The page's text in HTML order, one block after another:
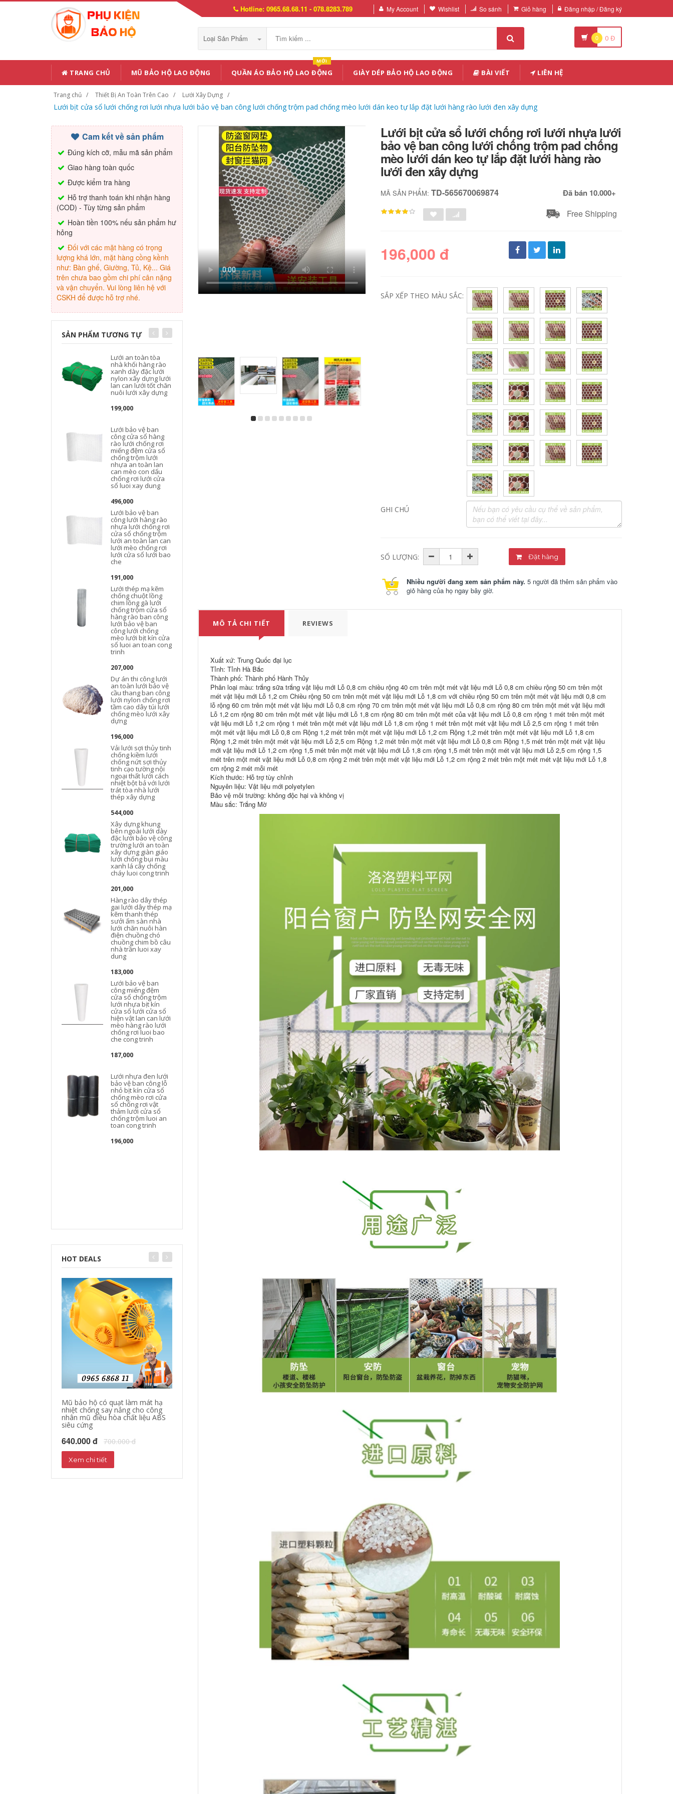
Hotline: 0965.68.68.11 - 078.8283.789 My Account Wishlist So sánh Giỏ hàng Đăng nhập / Đăng ký
Loại Sản Phẩm 0 0 Đ
TRANG CHỦ MŨ BẢO HỘ LAO ĐỘNG QUẦN ÁO BẢO HỘ LAO ĐỘNG
MỚI
GIÀY DÉP BẢO HỘ LAO ĐỘNG BÀI VIẾT LIÊN HỆ
Trang chủ Thiết Bị An Toàn Trên Cao Lưới Xây Dựng
Lưới bịt cửa sổ lưới chống rơi lưới nhựa lưới bảo vệ ban công lưới chống trộm pad chống mèo lưới dán keo tự lắp đặt lưới hàng rào lưới đen xây dựng
Cam kết về sản phẩm
Đúng kích cỡ, mẫu mã sản phẩm
Giao hàng toàn quốc
Được kiểm tra hàng
Hỗ trợ thanh toán khi nhận hàng
(COD) - Tùy từng sản phẩm
Hoàn tiền 100% nếu sản phẩm hư
hỏng
Đối với các mặt hàng có trọng
lượng khá lớn, mặt hàng cồng kềnh
như: Bàn ghế, Giường, Tủ, Kệ... Giá
trên chưa bao gồm chi phí cân nặng
và vận chuyển. Vui lòng liên hệ với
CSKH để được hỗ trợ nhé.
SẢN PHẨM TƯƠNG TỰ
Lưới an toàn tòa
nhà khối hàng rào
xanh dày đặc lưới
nylon xây dựng lưới
lan can lưới tốt chăn
nuôi lưới xây dựng
199,000
Lưới bảo vệ ban
công cửa sổ hàng
rào lưới chống rơi
miếng đệm cửa sổ
chống trộm lưới
nhựa an toàn lan
can mèo con dấu
chống rơi lưới cửa
sổ luoi xay dung
496,000
Lưới bảo vệ ban
công lưới hàng rào
nhựa lưới chống rơi
cửa sổ chống trộm
lưới an toàn lan can
lưới mèo chống rơi
lưới cửa sổ lưới bao
che
191,000
Lưới thép mạ kẽm
chống chuột lồng
chim lồng gà lưới
chống trộm cửa sổ
hàng rào ban công
lưới bảo vệ ban
công lưới chống
mèo lưới bịt kín cửa
sổ luoi an toan cong
trinh
207,000
Dự án thi công lưới
an toàn lưới bảo vệ
cầu thang ban công
lưới nylon chống rơi
tầm cao dây túi lưới
chống mèo lưới xây
dựng
196,000
Vải lưới sợi thủy tinh
chống kiềm lưới
chống nứt sợi thủy
tinh cạo tường nội
ngoại thất lưới cách
nhiệt bột bả với lưới
trát tòa nhà lưới
thép xây dựng
544,000
Xây dựng khung
bên ngoài lưới dày
đặc lưới bảo vệ công
trường lưới an toàn
xây dựng giàn giáo
lưới chống bụi màu
xanh lá cây chống
cháy luoi cong trinh
201,000
Hàng rào dây thép
gai lưới dây thép mạ
kẽm thanh thép
sưởi ấm sàn nhà
lưới chăn nuôi hàn
điện chuồng chó
chuồng chim bồ câu
nhà trần luoi xay
dung
183,000
Lưới bảo vệ ban
công miếng đệm
cửa sổ chống trộm
lưới nhựa bịt kín
cửa sổ lưới cửa sổ
hiện vật lan can lưới
mèo hàng rào lưới
chống rơi luoi bao
che cong trinh
187,000
Lưới nhựa đen lưới
bảo vệ ban công lỗ
nhỏ bịt kín cửa sổ
chống mèo rơi cửa
sổ chống rơi vật
thảm lưới cửa sổ
chống trộm luoi an
toan cong trinh
196,000
Lưới chống trộm
ban công đệm cửa
sổ cao cấp chống
parabol chống mèo
bịt kín cửa sổ lưới
nhựa phẳng lưới gà
vịt đệm chân lưới
hàng rào kích thước
Khung bên ngoài
leo khung lưới tòa
an toàn công
loại hình chữ m cao
tầng lưới an toàn
xây dựng
219,000
Lưới an toàn công
trình công trường
xây dựng lưới
phẳng hàng rào
nylon cách ly cầu
thang trẻ em ban
công lưới chống rơi
lưới bảo vệ lưới xây
dựng
183,000
Lưới an toàn công
trường xây dựng
khung ngoài lưới
dày đặc chống cháy
lưới chống bụi xanh
Lưới an toàn Lưới
công trình Lưới bảo
vệ công trường Lưới
đặc Lưới chống cháy
Lưới dọc an toàn
Lưới tiêu chuẩn
quốc gia Bán hàng
trực tiếp tại nhà máy
lưới đen xây dựng
Lưới nhựa đen tùy
chỉnh chống nắng
chống lão hóa bịt
kín cửa sổ chống rơi
Lưới trang trí ban
công treo tường bảo
vệ an toàn tòa nhà
chống bụi xây dựng
chống rơi tường lưới
dày đặc công
trường khung ngoài
lưới xanh luoi xay
lưới bao che công
mm đệm da công
nghiệp màu đen
cao su dày giảm xóc
tàu hàng hải thang
Thang dây mềm
thang dây mềm
chống thoát hiểm
thang nhựa chống
trượt gia dụng
thang chống trượt
đặc biệt cho công
trường xây dựng
thang cứu hộ 10
mét thang cứu sinh
thang dây sơn nước
hộ gia đình kiểm tra
nhựa dây thoát
hiểm chung cư cao
tầng
Thang dây mềm
thang dây cứu hỏa
trời cứu hỏa nhà
cao tầng thang treo
thoát hiểm an toàn
cứu sinh thang dây
cứu hộ
411,000
Thang mềmThang
dâyThang mềm
nylonThang nhựa
chống mài
mònThang an toàn
gia đìnhThang kỹ
thuậtThang leo núi
thang thoát hiểm
219,000
Thang mềm dây
thang nhựa mềm
thang kiểm tra hộ
gia đình chống trơn
trượt chống mài
mòn đào tạo leo
thang cứu hộ thang
dây an toàn kỹ
thuật thang thang
dây sơn nước
211,000
Soái ca mềm thang
dây thang cứu hỏa
móc nhà trẻ em
kiểm tra thang dây
HOT DEALS
Mũ bảo hộ có quạt làm mát hạ
nhiệt chống say nắng cho công
nhân mũ điều hòa chất liệu ABS
siêu cứng
640.000 đ 700.000 đ
Xem chi tiết
Lưới bịt cửa sổ lưới chống rơi lưới nhựa lưới
bảo vệ ban công lưới chống trộm pad chống
mèo lưới dán keo tự lắp đặt lưới hàng rào
lưới đen xây dựng
MÃ SẢN PHẨM:TD-565670069874 Đã bán 10.000+
Free Shipping
196,000 đ
SẮP XẾP THEO MÀU SẮC:
GHI CHÚ
SỐ LƯỢNG: Đặt hàng
Nhiều người đang xem sản phẩm này. 5 người đã thêm sản phẩm vào
giỏ hàng của họ ngay bây giờ.
MÔ TẢ CHI TIẾT REVIEWS
Xuất xứ: Trung Quốc đại lục
Tỉnh: Tỉnh Hà Bắc
Thành phố: Thành phố Hành Thủy
Phân loại màu: trắng sữa trắng vật liệu mới Lỗ 0,8 cm chiều rộng 40 cm trên một mét vật liệu mới Lỗ 0,8 cm chiều rộng 50 cm trên một
mét vật liệu mới Lỗ 1,2 cm Chiều rộng 50 cm trên một mét vật liệu mới Lỗ 1,8 cm với chiều rộng 50 cm trên một mét vật liệu mới 0,8 cm
lỗ rộng 60 cm trên một mét vật liệu mới Lỗ 0,8 cm rộng 70 cm trên một mét vật liệu mới Lỗ 0,8 cm rộng 80 cm trên một mét vật liệu mới
Lỗ 1,2 cm rộng 80 cm trên một mét vật liệu mới Lỗ 1,8 cm rộng 80 cm trên một mét của vật liệu mới Lỗ 0,8 cm rộng 1 mét trên một mét
vật liệu mới Lỗ 1,2 cm rộng 1 mét trên một mét vật liệu mới Lỗ 1,8 cm rộng 1 mét trên một mét vật liệu mới Lỗ 2,5 cm rộng 1 mét trên
một mét vật liệu mới Lỗ 0,8 cm Rộng 1,2 mét trên một mét vật liệu mới Lỗ 1,2 cm Rộng 1,2 mét trên một mét vật liệu mới Lỗ 1,8 cm
Rộng 1,2 mét trên một mét vật liệu mới Lỗ 2,5 cm Rộng 1,2 mét trên một mét vật liệu mới Lỗ 0,8 cm Rộng 1,5 mét trên một mét vật liệu
mới vật liệu mới Lỗ 1,2 cm rộng 1,5 mét trên một mét vật liệu mới Lỗ 1,8 cm rộng 1,5 mét trên một mét vật liệu mới Lỗ 2,5 cm rộng 1,5
mét trên một mét vật liệu mới Lỗ 0,8 cm rộng 2 mét trên một mét vật liệu mới Lỗ 1,2 cm rộng 2 mét trên một mét mét vật liệu mới Lỗ 1,8
cm rộng 2 mét mỗi mét
Kích thước: Hỗ trợ tùy chỉnh
Nguyên liệu: Vật liệu mới polyetylen
Bảo vệ môi trường: không độc hại và không vị
Màu sắc: Trắng Mờ